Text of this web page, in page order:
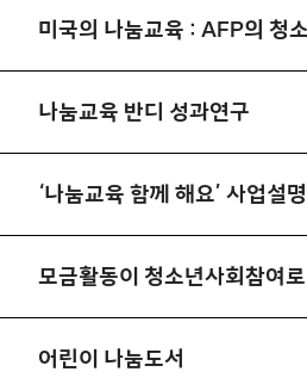
미국의 나눔교육 : AFP의 청
나눔교육 반디 성과연구
‘나눔교육 함께 해요’ 사업설
모금활동이 청소년사회참여
어린이 나눔도서